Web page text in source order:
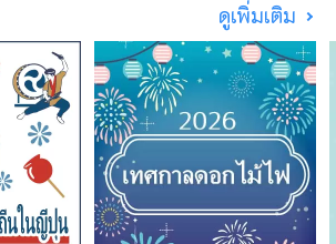
รรมของยูเนสโก “ภูเขาไฟฟูจิ – สถานที่
ธิ์และแหล่งแรงบันดาลใจทางศิลปะ”
อบด้วยทรัพย์สินทางวัฒนธรรมหลายแห่ง
ศาลเจ้าคิตะกุจิฮงกุ ฟูจิเซ็นเก็น, ศาลเจ้าคา
าซามะ, ศาลเจ้าฟูจิโอมุโระเซ็นเก็น รวมถึง
นะฮักไก ซึ่งเป็นอนุสรณ์สถานทางธรรมชาติ
เชิงภูเขาไฟฟูจิซึ่งเป็นแหล่งท่องเที่ยวยอด
สถานที่น่าสนใจให้เที่ยวชมตลอดทั้ง 4
ฤดูใบไม้ผลิสามารถชมวิวภูเขาไฟฟูจิ ดอก
และเจดีย์ชูเรโตะ ณ สวนอาราคุระยามะ
น ฤดูร้อนสามารถเพลิดเพลินกับเทศกาล
ดูเพิ่มเติม